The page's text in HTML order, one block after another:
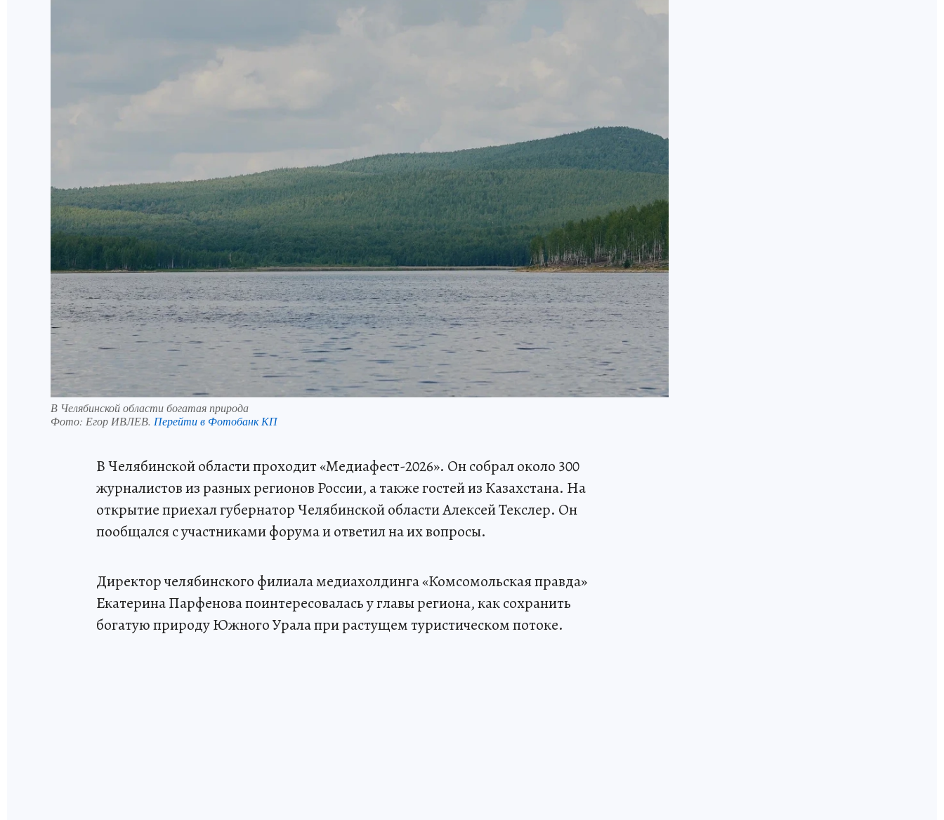
В Челябинской области богатая природа
Фото: Егор ИВЛЕВ. Перейти в Фотобанк КП
В Челябинской области проходит «Медиафест-2026». Он собрал около 300
журналистов из разных регионов России, а также гостей из Казахстана. На
открытие приехал губернатор Челябинской области Алексей Текслер. Он
пообщался с участниками форума и ответил на их вопросы.
Директор челябинского филиала медиахолдинга «Комсомольская правда»
Екатерина Парфенова поинтересовалась у главы региона, как сохранить
богатую природу Южного Урала при растущем туристическом потоке.